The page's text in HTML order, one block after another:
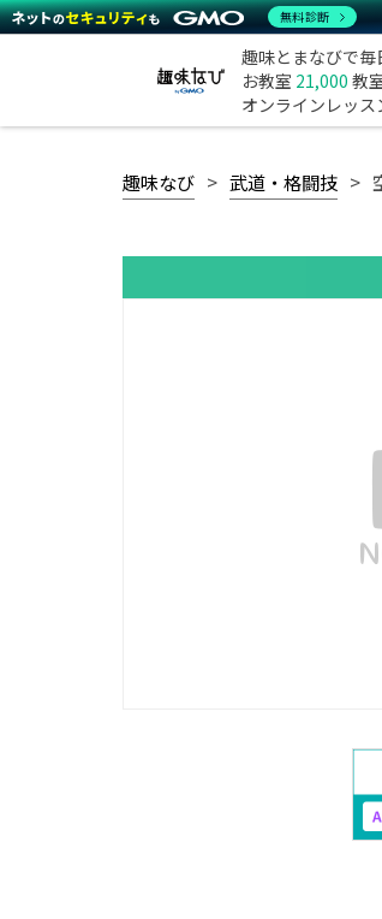
趣味とまなびで毎
お教室 21,000 教
オンラインレッ
趣味なび 武道・格闘技
無料診断